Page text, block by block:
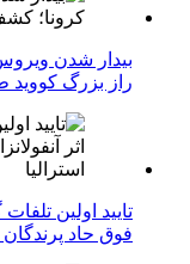
بیدار شدن
راز بزرگ کووید
تایید اولین
فوق حاد پرندگان H5N1 در استرالیا